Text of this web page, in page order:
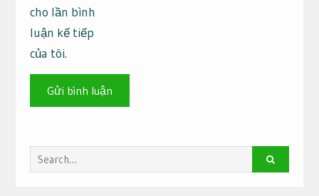
cho lần bình
luận kế tiếp
của tôi.
Search
for: